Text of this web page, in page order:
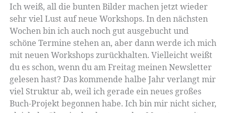
Ich weiß, all die bunten Bilder machen jetzt wieder
sehr viel Lust auf neue Workshops. In den nächsten
Wochen bin ich auch noch gut ausgebucht und
schöne Termine stehen an, aber dann werde ich mich
mit neuen Workshops zurückhalten. Vielleicht weißt
du es schon, wenn du am Freitag meinen Newsletter
gelesen hast? Das kommende halbe Jahr verlangt mir
viel Struktur ab, weil ich gerade ein neues großes
Buch-Projekt begonnen habe. Ich bin mir nicht sicher,